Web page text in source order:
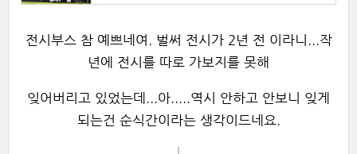
전시부스 참 예쁘네여. 벌써 전시가 2년 전 이라니...작
년에 전시를 따로 가보지를 못해
잊어버리고 있었는데...아.....역시 안하고 안보니 잊게
되는건 순식간이라는 생각이드네요.